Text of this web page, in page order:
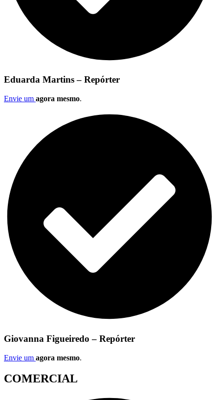
Eduarda Martins – Repórter
Envie um agora mesmo.
Giovanna Figueiredo – Repórter
Envie um agora mesmo.
COMERCIAL